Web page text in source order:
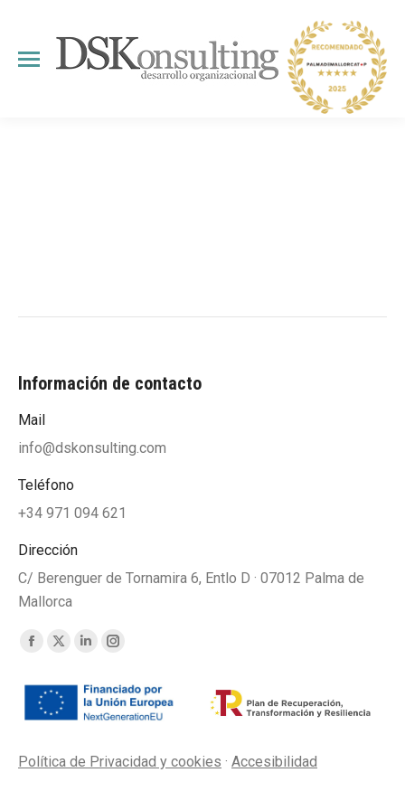
Información de contacto
Mail
info@dskonsulting.com
Teléfono
+34 971 094 621
Dirección
C/ Berenguer de Tornamira 6, Entlo D · 07012 Palma de
Mallorca
Find us on:
Política de Privacidad y cookies · Accesibilidad